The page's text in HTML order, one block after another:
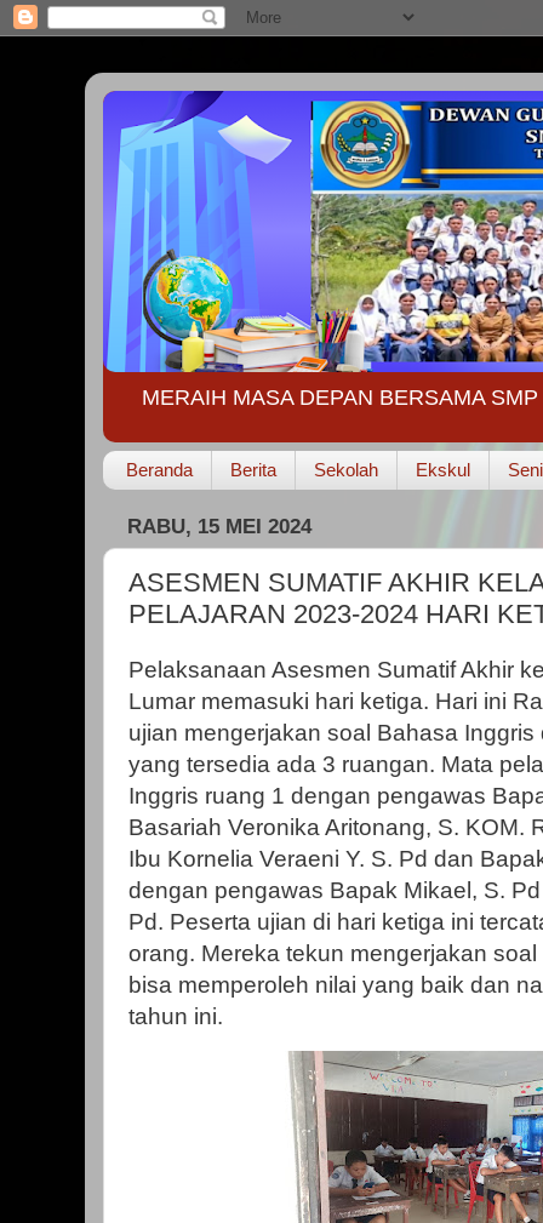
MERAIH MASA DEPAN BERSAMA
Beranda Berita Sekolah Ekskul
RABU, 15 MEI 2024
ASESMEN SUMATIF AKHIR
PELAJARAN 2023-2024 HARI
Pelaksanaan Asesmen Sumatif Akhir
Lumar memasuki hari ketiga. Hari ini
ujian mengerjakan soal Bahasa
yang tersedia ada 3 ruangan. Mata
Inggris ruang 1 dengan pengawas
Basariah Veronika Aritonang, S. KOM.
Ibu Kornelia Veraeni Y. S. Pd dan
dengan pengawas Bapak Mikael, S.
Pd. Peserta ujian di hari ketiga ini
orang. Mereka tekun mengerjakan
bisa memperoleh nilai yang baik dan
tahun ini.